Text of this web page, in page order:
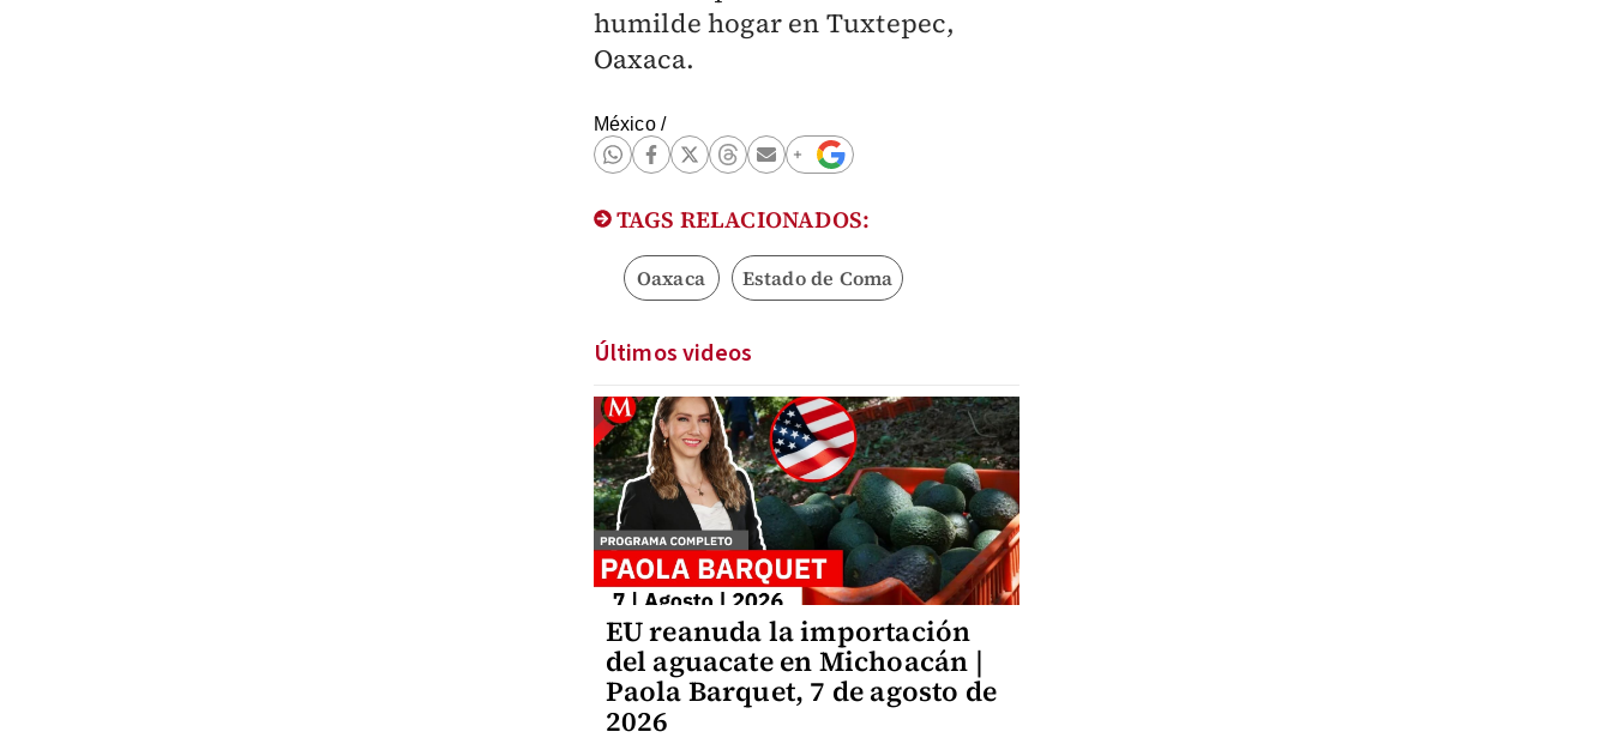
humilde hogar en Tuxtepec,
Oaxaca.
México/
TAGS RELACIONADOS:
Oaxaca Estado de Coma
Últimos videos
EU reanuda la importación
del aguacate en Michoacán |
Paola Barquet, 7 de agosto de
2026